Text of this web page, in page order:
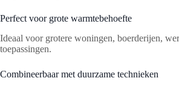
Perfect voor grote warmtebehoefte
Ideaal voor grotere woningen, boerderijen,
toepassingen.
Combineerbaar met duurzame technieken